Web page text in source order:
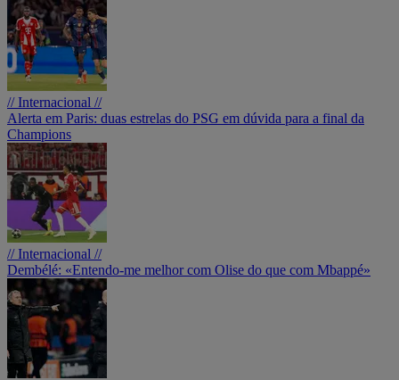
// Internacional //
Alerta em Paris: duas estrelas do PSG em dúvida para a final da
Champions
// Internacional //
Dembélé: «Entendo-me melhor com Olise do que com Mbappé»